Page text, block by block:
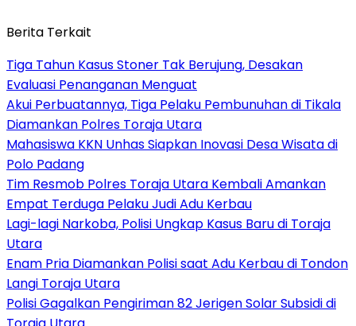
Berita Terkait
Tiga Tahun Kasus Stoner Tak Berujung, Desakan
Evaluasi Penanganan Menguat
Akui Perbuatannya, Tiga Pelaku Pembunuhan di Tikala
Diamankan Polres Toraja Utara
Mahasiswa KKN Unhas Siapkan Inovasi Desa Wisata di
Polo Padang
Tim Resmob Polres Toraja Utara Kembali Amankan
Empat Terduga Pelaku Judi Adu Kerbau
Lagi-lagi Narkoba, Polisi Ungkap Kasus Baru di Toraja
Utara
Enam Pria Diamankan Polisi saat Adu Kerbau di Tondon
Langi Toraja Utara
Polisi Gagalkan Pengiriman 82 Jerigen Solar Subsidi di